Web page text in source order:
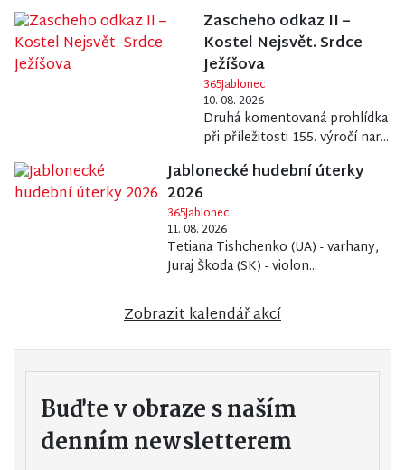
Zascheho odkaz II –
Kostel Nejsvět. Srdce
Ježíšova
365Jablonec
10. 08. 2026
Druhá komentovaná prohlídka
při příležitosti 155. výročí nar...
Jablonecké hudební úterky
2026
365Jablonec
11. 08. 2026
Tetiana Tishchenko (UA) - varhany,
Juraj Škoda (SK) - violon...
Zobrazit kalendář akcí
Buďte v obraze s naším
denním newsletterem